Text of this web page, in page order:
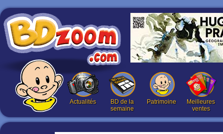
Actualités
BD de la
semaine
Patrimoine
Meilleures
ventes